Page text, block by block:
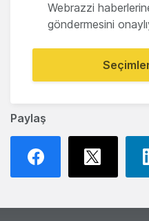
Paylaş
Webrazzi
göndermesini